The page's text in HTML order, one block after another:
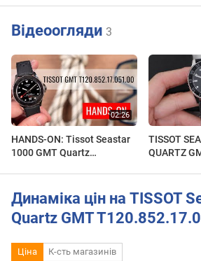
Відеоогляди 3
HANDS-ON: Tissot Seastar
1000 GMT Quartz
TISSOT
QUARTZ
Динаміка цін на TISSOT
Quartz GMT
Ціна К-сть магазинів